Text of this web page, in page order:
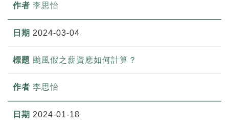
李思怡
2024-03-04
颱風假之薪資應如何計算？
李思怡
2024-01-18